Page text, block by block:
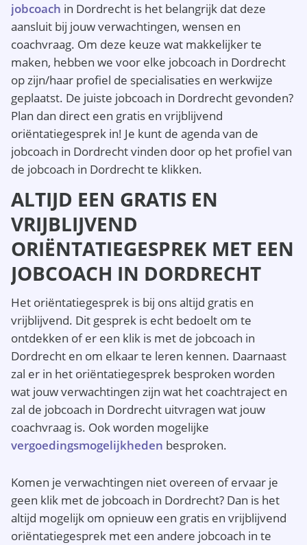
jobcoach in Dordrecht is het belangrijk dat deze
aansluit bij jouw verwachtingen, wensen en
coachvraag. Om deze keuze wat makkelijker te
maken, hebben we voor elke jobcoach in Dordrecht
op zijn/haar profiel de specialisaties en werkwijze
geplaatst. De juiste jobcoach in Dordrecht gevonden?
Plan dan direct een gratis en vrijblijvend
oriëntatiegesprek in! Je kunt de agenda van de
jobcoach in Dordrecht vinden door op het profiel van
de jobcoach in Dordrecht te klikken.
ALTIJD EEN GRATIS EN
VRIJBLIJVEND
ORIËNTATIEGESPREK MET EEN
JOBCOACH IN DORDRECHT
Het oriëntatiegesprek is bij ons altijd gratis en
vrijblijvend. Dit gesprek is echt bedoelt om te
ontdekken of er een klik is met de jobcoach in
Dordrecht en om elkaar te leren kennen. Daarnaast
zal er in het oriëntatiegesprek besproken worden
wat jouw verwachtingen zijn wat het coachtraject en
zal de jobcoach in Dordrecht uitvragen wat jouw
coachvraag is. Ook worden mogelijke
vergoedingsmogelijkheden besproken.
Komen je verwachtingen niet overeen of ervaar je
geen klik met de jobcoach in Dordrecht? Dan is het
altijd mogelijk om opnieuw een gratis en vrijblijvend
oriëntatiegesprek met een andere jobcoach in te